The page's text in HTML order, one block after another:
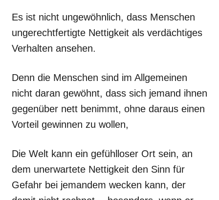
Es ist nicht ungewöhnlich, dass Menschen
ungerechtfertigte Nettigkeit als verdächtiges
Verhalten ansehen.
Denn die Menschen sind im Allgemeinen
nicht daran gewöhnt, dass sich jemand ihnen
gegenüber nett benimmt, ohne daraus einen
Vorteil gewinnen zu wollen,
Die Welt kann ein gefühlloser Ort sein, an
dem unerwartete Nettigkeit den Sinn für
Gefahr bei jemandem wecken kann, der